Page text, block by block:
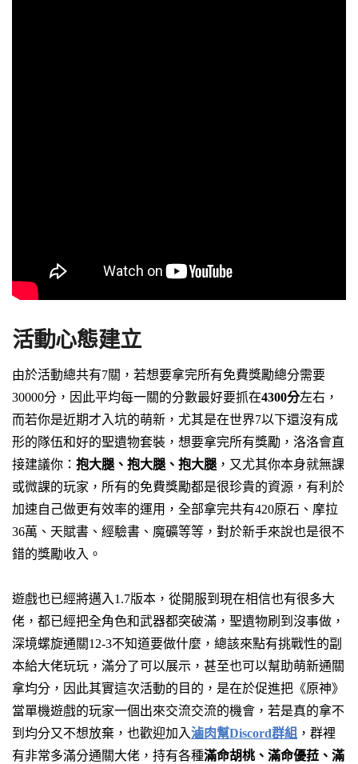
活動心態建立
由於活動總共有7關，若想要拿完所有免費獎勵總分需要
30000分，因此平均每一關的分數最好要抓在4300分左右，
而若你是近期才入坑的萌新，尤其是在世界7以下還沒有成
形的隊伍和好的聖遺物套裝，想要拿完所有獎勵，洛洛會直
接建議你： 抱大腿、抱大腿、抱大腿 ，又尤其你本身就無課
或微課的玩家，所有的免費獎勵都是很珍貴的資源，有利於
加速自己做更有效率的運用，全部拿完共有420原石、摩拉
36萬、天賦書、經驗書、魔礦等等，對於新手來說也是很不
錯的獎勵收入。
遊戲也已經將邁入1.7版本，從開服到現在相信也有很多大
佬，都已經把全角色和武器都突破滿，聖遺物刷到沒事做，
深境螺旋通關12-3不知道要做什麼，總該來點有挑戰性的副
本給大佬玩玩，滿分了可以展示，甚至也可以幫助萌新通關
拿均分，因此其實這次活動的目的，是在於促進把《原神》
當單機遊戲的玩家一個出來交流交流的機會，若是真的拿不
到均分又不想放棄，也歡迎加入滷肉幫Discord群組 ，群裡
有非常多滿分通關大佬，持有各種滿命胡桃、滿命優菈、滿